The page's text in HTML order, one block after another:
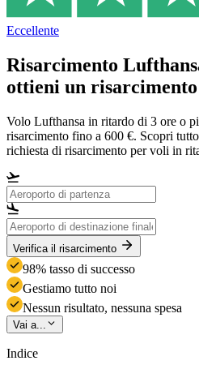
Eccellente
Risarcimento
ottieni un
Volo Lufthansa in ritardo di 3 ore o
risarcimento fino a 600 €. Scopri
richiesta di risarcimento per voli in
Verifica il risarcimento
98% tasso di successo
Gestiamo tutto noi
Nessun risultato, nessuna spesa
Vai a...
Indice